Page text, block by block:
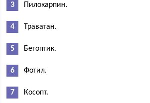
Пилокарпин.
Траватан.
Бетоптик.
Фотил.
Косопт.